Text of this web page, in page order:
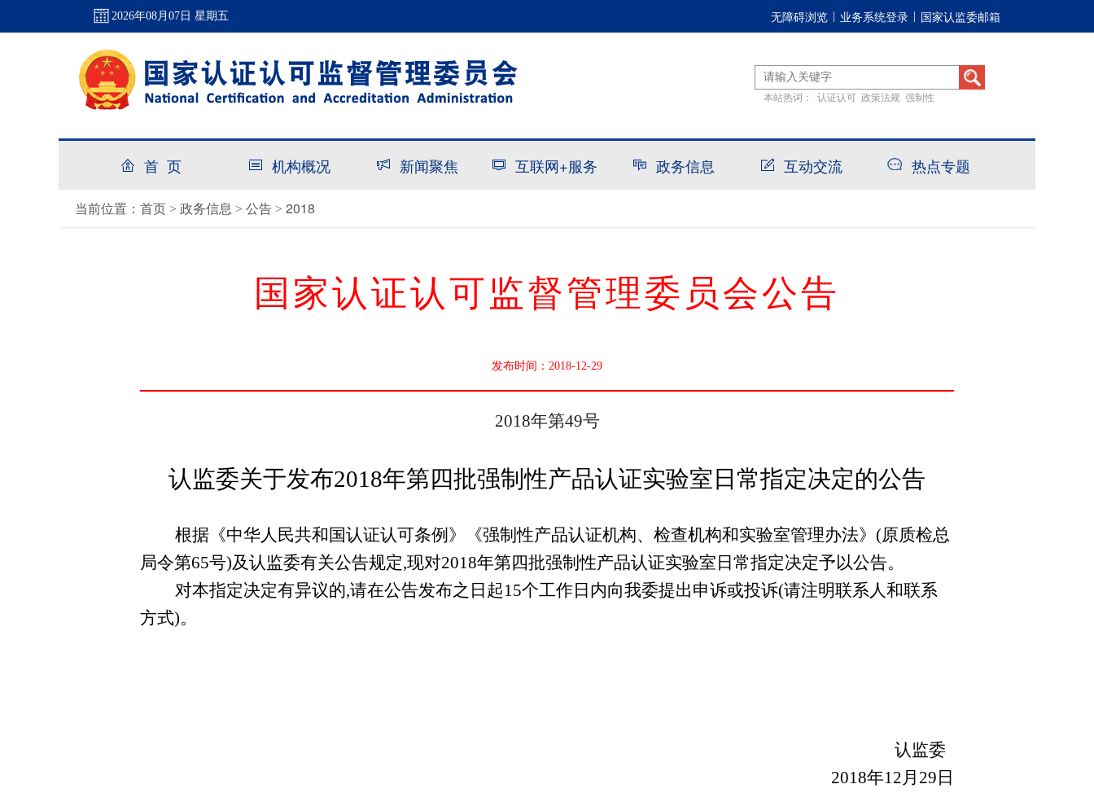
2026年08月07日 星期五 无障碍浏览 业务系统登录 国家认监委邮箱
本站热词： 认证认可 政策法规 强制性
首 页 机构概况 新闻聚焦 互联网+服务 政务信息 互动交流 热点专题
当前位置： 首页 > 政务信息 > 公告 > 2018
国家认证认可监督管理委员会公告
发布时间：2018-12-29
2018年第49号
认监委关于发布2018年第四批强制性产品认证实验室日常指定决定的公告
根据《中华人民共和国认证认可条例》《强制性产品认证机构、检查机构和实验室管理办法》(原质检总
局令第65号)及认监委有关公告规定,现对2018年第四批强制性产品认证实验室日常指定决定予以公告。
对本指定决定有异议的,请在公告发布之日起15个工作日内向我委提出申诉或投诉(请注明联系人和联系
方式)。
认监委
2018年12月 29 日